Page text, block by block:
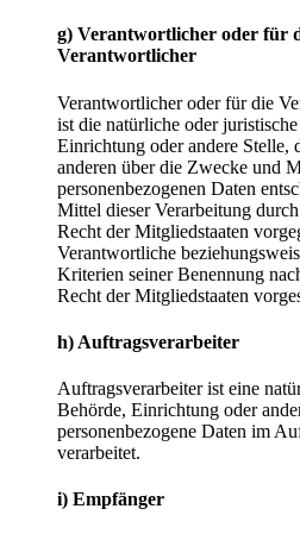
g) Verantwortlicher oder für
Verantwortlicher
Verantwortlicher oder für die
ist die natürliche oder
Einrichtung oder andere Stelle,
anderen über die Zwecke und
personenbezogenen Daten
Mittel dieser Verarbeitung
Recht der Mitgliedstaaten
Verantwortliche
Kriterien seiner Benennung
Recht der Mitgliedstaaten
h) Auftragsverarbeiter
Auftragsverarbeiter ist eine
Behörde, Einrichtung oder
personenbezogene Daten im
verarbeitet.
i) Empfänger